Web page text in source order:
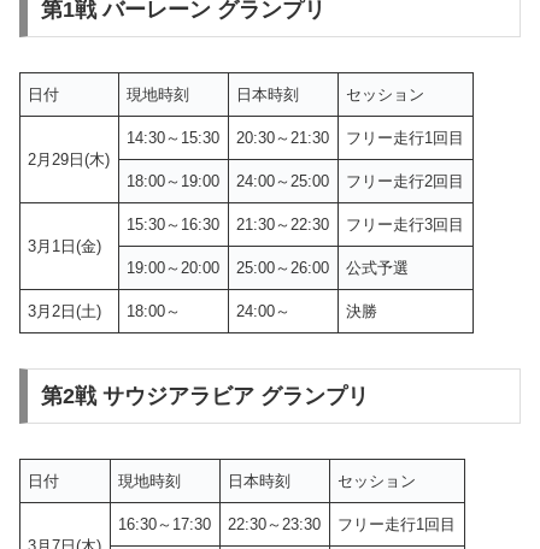
第1戦 バーレーン グランプリ
日付 現地時刻 日本時刻 セッション
2月29日(木)
14:30～15:30 20:30～21:30 フリー走行1回目
18:00～19:00 24:00～25:00 フリー走行2回目
3月1日(金)
15:30～16:30 21:30～22:30 フリー走行3回目
19:00～20:00 25:00～26:00 公式予選
3月2日(土) 18:00～ 24:00～ 決勝
第2戦 サウジアラビア グランプリ
日付 現地時刻 日本時刻 セッション
16:30～17:30 22:30～23:30 フリー走行1回目